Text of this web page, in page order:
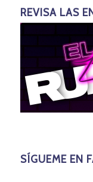
REVISA LAS
SÍGUEME EN